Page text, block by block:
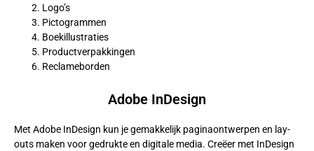
Logo’s
Pictogrammen
Boekillustraties
Productverpakkingen
Reclameborden
Adobe InDesign
Met Adobe InDesign kun je gemakkelijk paginaontwerpen en lay-
outs maken voor gedrukte en digitale media. Creëer met InDesign